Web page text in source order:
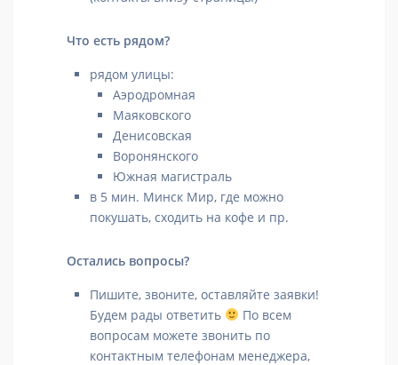
Что есть рядом?
рядом улицы:
Аэродромная
Маяковского
Денисовская
Воронянского
Южная магистраль
в 5 мин. Минск Мир, где можно
покушать, сходить на кофе и пр.
Остались вопросы?
Пишите, звоните, оставляйте заявки!
Будем рады ответить
По всем
вопросам можете звонить по
контактным телефонам менеджера,